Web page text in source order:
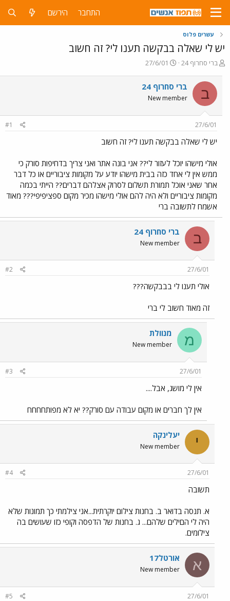
התחבר הירשם
עשרים פלוס
יש לי שאלה בבקשה תענו לי? זה חשוב
פ
ח
ה
ו
ש
ברי סחרוף 24
פ
ס
ם
ת
י
27/6/01
ב ברי סחרוף 24
New member
27/6/01
#1
יש לי שאלה בבקשה תענו לי? זה חשוב
אולי מישהו יוכל לעזור לי?? אני בונה אתר ואני צריך בדחיפות סורק כי
ממש אין לי אחד כזה בבית מישהו יודע על מקומות ציבוריים או כל דבר
אחר שאני אוכל תמורת תשלום לסרוק אצלהם דברים?? הייתי בכמה
מקומות ציבוריים ולא היה להם אולי מישהו מכיר מקום ספציפיפי??? מאוד
אשמח לתשובה ברי
ב ברי סחרוף 24
New member
27/6/01
#2
אולי תענו לי בבבקשה???
זה מאוד חשוב לי ברי
מ מנוולת
New member
27/6/01
#3
אין לי מושג, אבל....
אין לך חברים או מקום עבודה עם סורק?? יא לא מפותחחחח
י יעלינקה
New member
27/6/01
#4
תשובה
א. תנסה בדואר ב. בחנות צילום יוקרתית...אני צילמתי כך תמונות שלא
היה לי הםילים שלהם... ג. בחנות של הדפסה וקופי כזו שעושים בה
צילומים.
א אורטל17
New member
27/6/01
#5